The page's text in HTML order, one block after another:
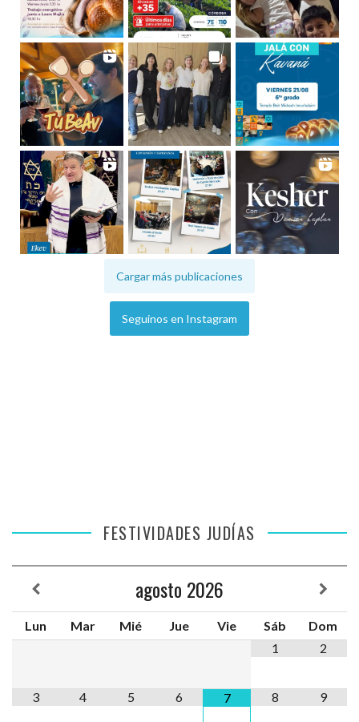
Cargar más publicaciones
Seguinos en Instagram
FESTIVIDADES JUDÍAS
agosto 2026
Lun Mar Mié Jue Vie Sáb
Dom
1
2
3 4 5 6 7 8 9